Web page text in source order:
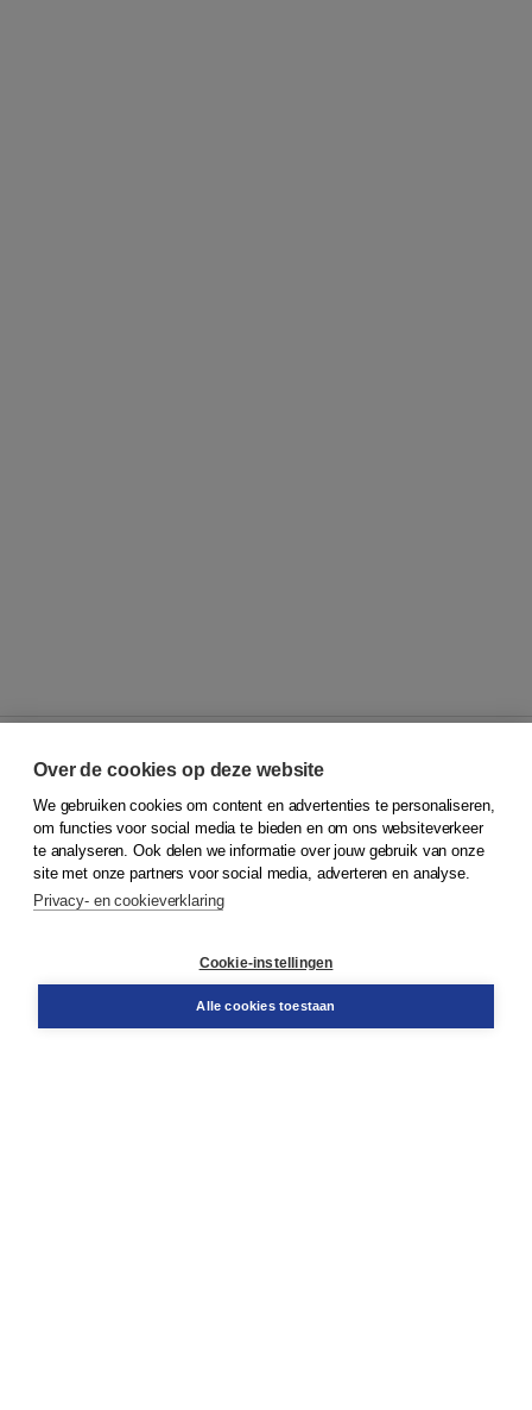
© 2026Koninklijke Boom uitgevers
Klantenservice
Service & informatie
Contact
Over de cookies op deze website
We gebruiken cookies om content en advertenties te personaliseren,
om functies voor social media te bieden en om ons websiteverkeer
te analyseren. Ook delen we informatie over jouw gebruik van onze
site met onze partners voor social media, adverteren en analyse.
Privacy- en cookieverklaring
Cookie-instellingen
Alle cookies toestaan